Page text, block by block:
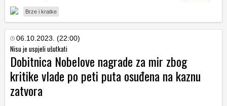
Brze i kratke
06.10.2023. (22:00)
Nisu je uspjeli ušutkati
Dobitnica Nobelove nagrade za mir zbog
kritike vlade po peti puta osuđena na kaznu
zatvora